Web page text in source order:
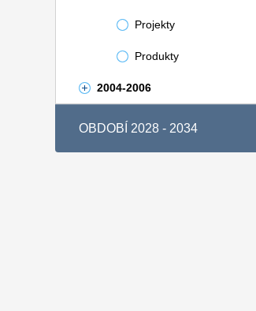
Projekty
Produkty
2004-2006
OBDOBÍ 2028 - 2034